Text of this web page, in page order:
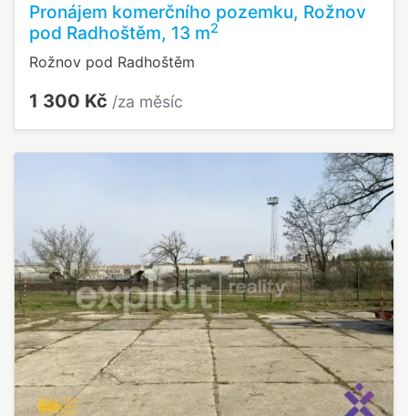
Pronájem komerčního pozemku, Rožnov
pod Radhoštěm, 13 m2
Rožnov pod Radhoštěm
1 300 Kč /za měsíc